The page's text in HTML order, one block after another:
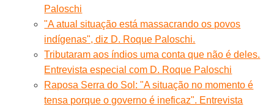
Paloschi
"A atual situação está massacrando os povos
indígenas", diz D. Roque Paloschi.
Tributaram aos índios uma conta que não é deles.
Entrevista especial com D. Roque Paloschi
Raposa Serra do Sol: "A situação no momento é
tensa porque o governo é ineficaz". Entrevista